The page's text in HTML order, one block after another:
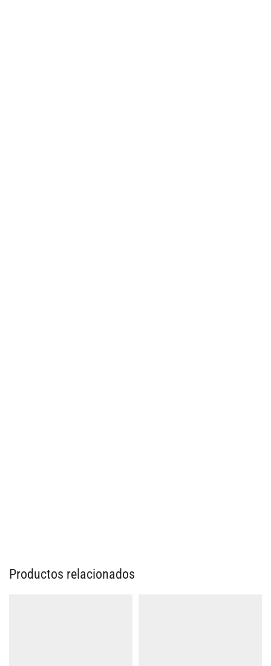
Productos relacionados